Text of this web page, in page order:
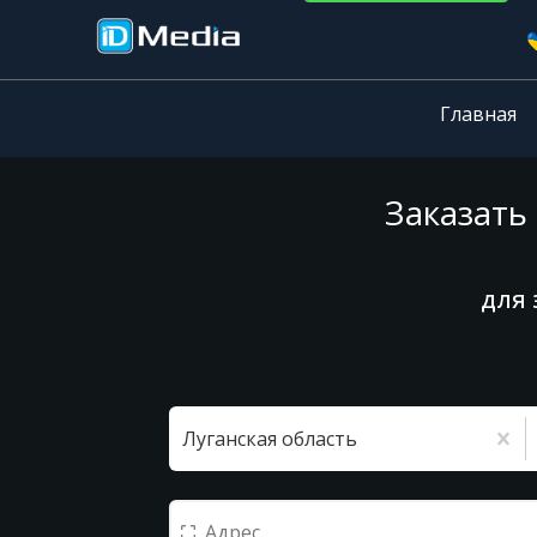
Главная
для
Луганская область